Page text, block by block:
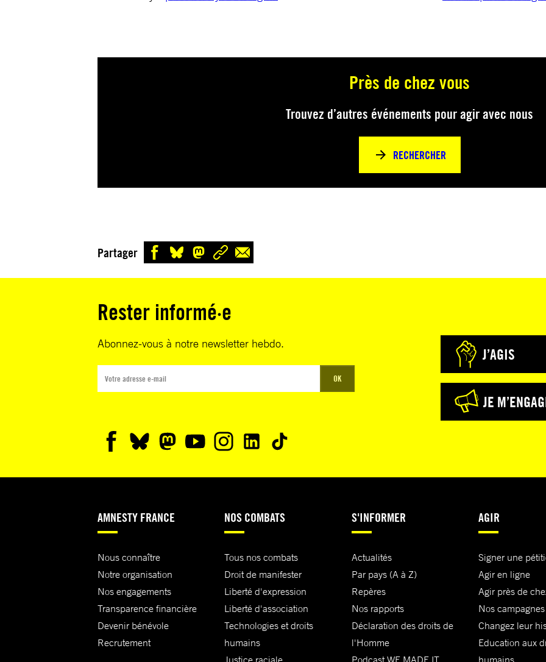
Près de chez vous
Trouvez d’autres événements pour agir avec nous
RECHERCHER
Partager
Rester informé·e
Abonnez-vous à notre newsletter hebdo.
OK
J’AGIS
JE
AMNESTY FRANCE
Nous connaître
Notre organisation
Nos engagements
Transparence financière
Devenir bénévole
Recrutement
NOS COMBATS
Tous nos combats
Droit de manifester
Liberté d'expression
Liberté d'association
Technologies et droits
humains
Justice raciale
S'INFORMER
Actualités
Par pays (A à Z)
Repères
Nos rapports
Déclaration des droits de
l'Homme
Podcast WE MADE IT
AGIR
Signer une
Agir en ligne
Agir près de
Nos campagnes
Changez leur
Education aux
humains